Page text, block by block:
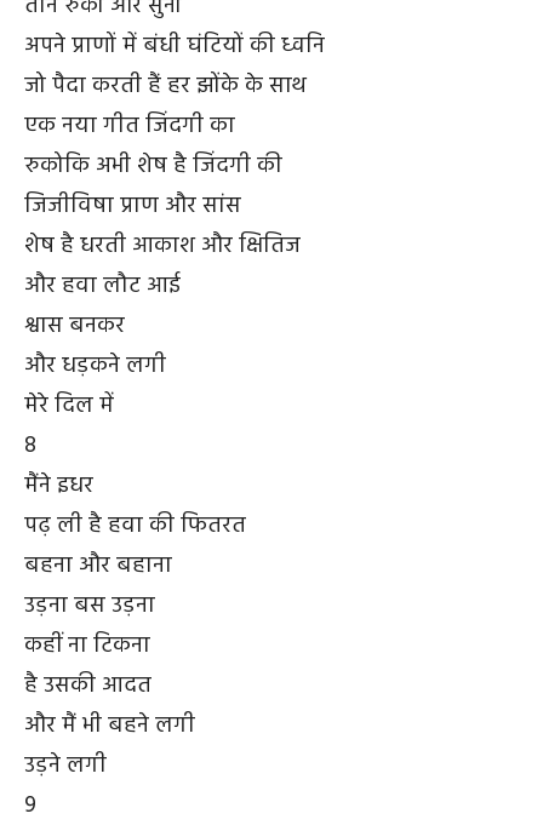
अपने प्राणों में बंधी घंटियों की ध्वनि
जो पैदा करती हैं हर झोंके के साथ
एक नया गीत जिंदगी का
रुकोकि अभी शेष है जिंदगी की
जिजीविषा प्राण और सांस
शेष है धरती आकाश और क्षितिज
और हवा लौट आई
श्वास बनकर
और धड़कने लगी
मेरे दिल में
8
मैंने इधर
पढ़ ली है हवा की फितरत
बहना और बहाना
उड़ना बस उड़ना
कहीं ना टिकना
है उसकी आदत
और मैं भी बहने लगी
उड़ने लगी
9